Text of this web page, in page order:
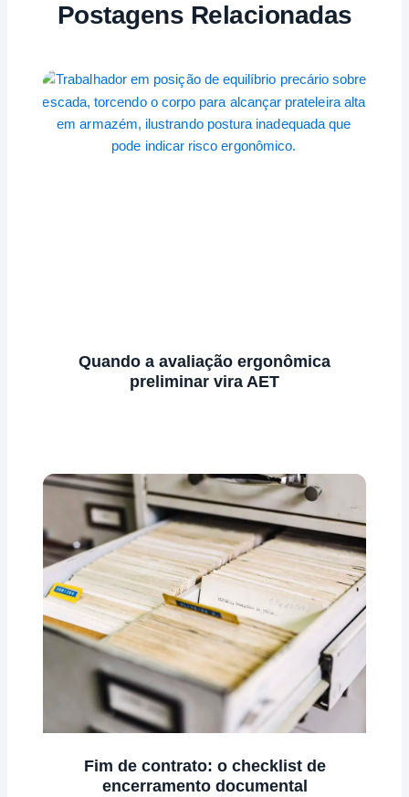
Postagens Relacionadas
Quando a avaliação ergonômica
preliminar vira AET
Fim de contrato: o checklist de
encerramento documental